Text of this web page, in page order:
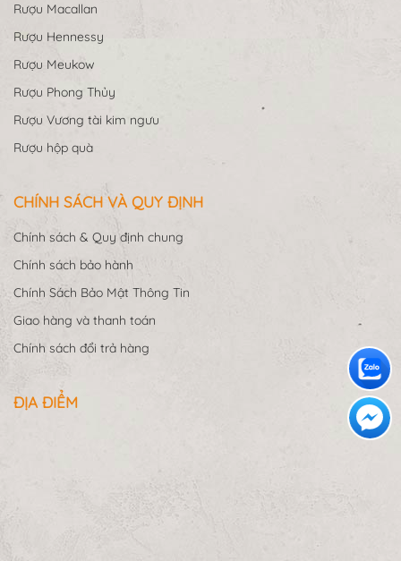
Rượu Macallan
Rượu Hennessy
Rượu Meukow
Rượu Phong Thủy
Rượu Vương tài kim ngưu
Rượu hộp quà
CHÍNH SÁCH VÀ QUY ĐỊNH
Chính sách & Quy định chung
Chính sách bảo hành
Chính Sách Bảo Mật Thông Tin
Giao hàng và thanh toán
Chính sách đổi trả hàng
ĐỊA ĐIỂM